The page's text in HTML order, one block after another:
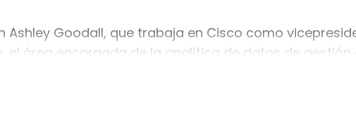
Ashley Goodall, que trabaja en Cisco como
el área encargada de la analítica de datos de gestión